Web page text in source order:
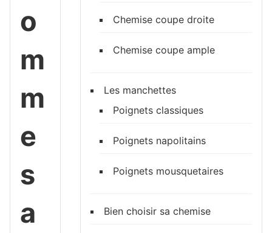
o
m
m
e
s
a
Chemise coupe droite
Chemise coupe ample
Les manchettes
Poignets classiques
Poignets napolitains
Poignets mousquetaires
Bien choisir sa chemise